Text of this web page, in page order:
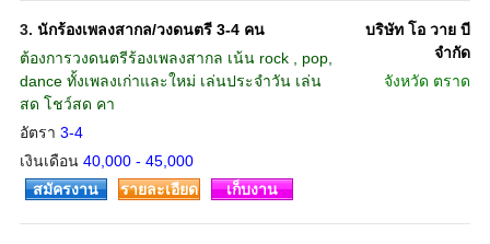
3. นักร้องเพลงสากล/วงดนตรี 3-4 คน
ต้องการวงดนตรีร้องเพลงสากล เน้น rock , pop,
dance ทั้งเพลงเก่าและใหม่ เล่นประจำวัน เล่น
สด โชว์สด คา
อัตรา 3-4
เงินเดือน 40,000 - 45,000
บริษัท โอ วาย บี
จำกัด
จังหวัด ตราด
สมัครงาน รายละเอียด เก็บงาน